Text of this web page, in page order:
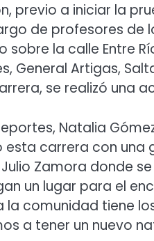
previo a iniciar la
de profesores de
sobre la calle Entre
General Artigas,
se realizó una
Natalia
esta carrera con
Zamora donde
un lugar para el
la comunidad tiene
a tener un nuevo